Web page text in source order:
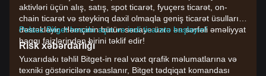
aktivləri üçün alış, satış, spot ticarət, fyuçers ticarət, on-
chain ticarət və steykinq daxil olmaqla geniş ticarət üsullarını
dəstəkləyir. Həmçinin bütün sənaye üzrə ən sərfəli əməliyyat
haqqı faizlərindən birini təklif edir!
Pulsuz Bitget hesabı açın və indi ticarətə başlayın!
Risk xəbərdarlığı
Yuxarıdakı təhlil Bitget-in real vaxt qrafik məlumatlarına və
texniki göstəricilərə əsaslanır, Bitget tədqiqat komandası